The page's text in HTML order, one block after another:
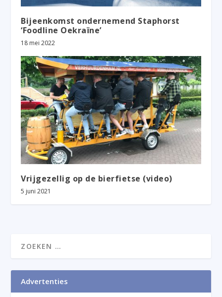
Bijeenkomst ondernemend Staphorst
‘Foodline Oekraïne’
18 mei 2022
Vrijgezellig op de bierfietse (video)
5 juni 2021
Advertenties